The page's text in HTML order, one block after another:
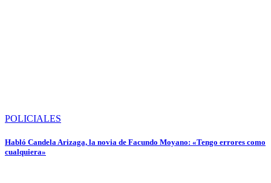
POLICIALES
Habló Candela Arizaga, la novia de Facundo Moyano: «Tengo errores como
cualquiera»